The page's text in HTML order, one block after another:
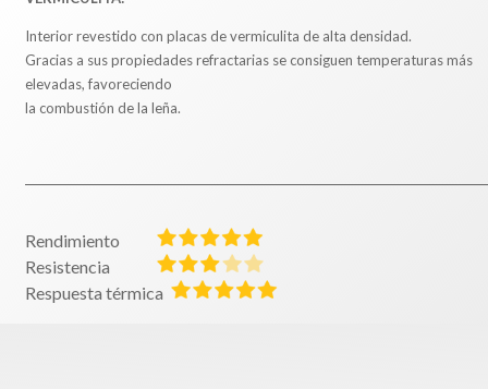
Interior revestido con placas de vermiculita de alta densidad.
Gracias a sus propiedades refractarias se consiguen temperaturas más
elevadas, favoreciendo
la combustión de la leña.
Rendimiento
Resistencia
Respuesta térmica